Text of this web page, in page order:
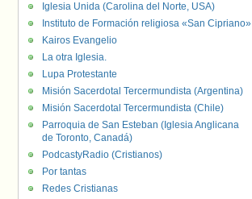
Iglesia Unida (Carolina del Norte, USA)
Instituto de Formación religiosa «San Cipriano»
Kairos Evangelio
La otra Iglesia.
Lupa Protestante
Misión Sacerdotal Tercermundista (Argentina)
Misión Sacerdotal Tercermundista (Chile)
Parroquia de San Esteban (Iglesia Anglicana
de Toronto, Canadá)
PodcastyRadio (Cristianos)
Por tantas
Redes Cristianas